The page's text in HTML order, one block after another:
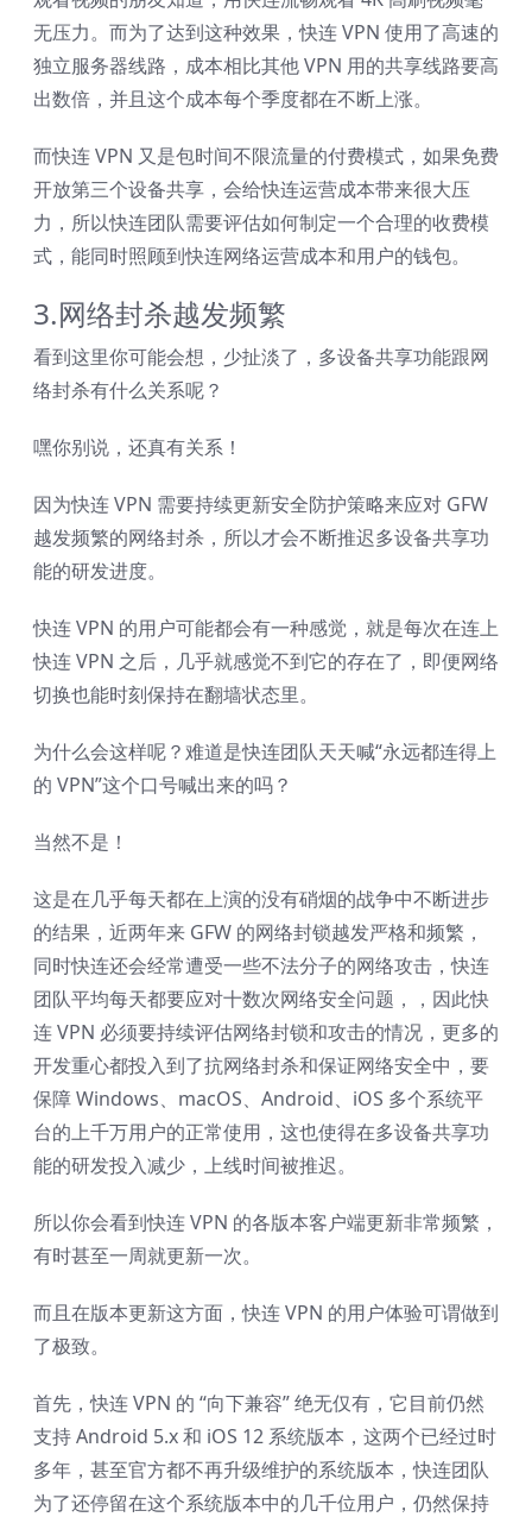
无压力。而为了达到这种效果，快连 VPN 使用了高速的
独立服务器线路，成本相比其他 VPN 用的共享线路要高
出数倍，并且这个成本每个季度都在不断上涨。
而快连 VPN 又是包时间不限流量的付费模式，如果免费
开放第三个设备共享，会给快连运营成本带来很大压
力，所以快连团队需要评估如何制定一个合理的收费模
式，能同时照顾到快连网络运营成本和用户的钱包。
3.网络封杀越发频繁
看到这里你可能会想，少扯淡了，多设备共享功能跟网
络封杀有什么关系呢？
嘿你别说，还真有关系！
因为快连 VPN 需要持续更新安全防护策略来应对 GFW
越发频繁的网络封杀，所以才会不断推迟多设备共享功
能的研发进度。
快连 VPN 的用户可能都会有一种感觉，就是每次在连上
快连 VPN 之后，几乎就感觉不到它的存在了，即便网络
切换也能时刻保持在翻墙状态里。
为什么会这样呢？难道是快连团队天天喊“永远都连得上
的 VPN”这个口号喊出来的吗？
当然不是！
这是在几乎每天都在上演的没有硝烟的战争中不断进步
的结果，近两年来 GFW 的网络封锁越发严格和频繁，
同时快连还会经常遭受一些不法分子的网络攻击，快连
团队平均每天都要应对十数次网络安全问题，，因此快
连 VPN 必须要持续评估网络封锁和攻击的情况，更多的
开发重心都投入到了抗网络封杀和保证网络安全中，要
保障 Windows、macOS、Android、iOS 多个系统平
台的上千万用户的正常使用，这也使得在多设备共享功
能的研发投入减少，上线时间被推迟。
所以你会看到快连 VPN 的各版本客户端更新非常频繁，
有时甚至一周就更新一次。
而且在版本更新这方面，快连 VPN 的用户体验可谓做到
了极致。
首先，快连 VPN 的 “向下兼容” 绝无仅有，它目前仍然
支持 Android 5.x 和 iOS 12 系统版本，这两个已经过时
多年，甚至官方都不再升级维护的系统版本，快连团队
为了还停留在这个系统版本中的几千位用户，仍然保持